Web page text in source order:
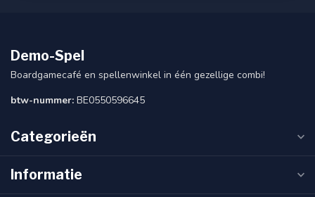
Demo-Spel
Boardgamecafé en spellenwinkel in één gezellige combi!
btw-nummer: BE0550596645
Categorieën
Informatie